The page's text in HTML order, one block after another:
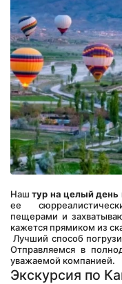
Наш тур на целый день
ее
пещерами и
кажется прямиком из
Лучший способ погрузиться глубоко в эту волшебную страну?
Отправляемся в
уважаемой компанией.
Экскурсия по